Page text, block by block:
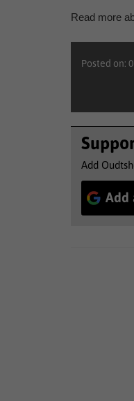
Read more
Posted on:
Add
Add